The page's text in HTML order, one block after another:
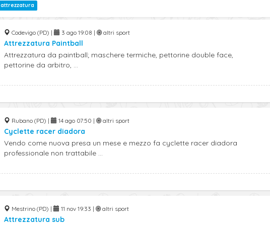
attrezzatura
Codevigo (PD) | 3 ago 19:08 | altri sport
Attrezzatura Paintball
Attrezzatura da paintball; maschere termiche, pettorine double face,
pettorine da arbitro, ...
Rubano (PD) | 14 ago 07:50 | altri sport
Cyclette racer diadora
Vendo come nuova presa un mese e mezzo fa cyclette racer diadora
professionale non trattabile ...
Mestrino (PD) | 11 nov 19:33 | altri sport
Attrezzatura sub